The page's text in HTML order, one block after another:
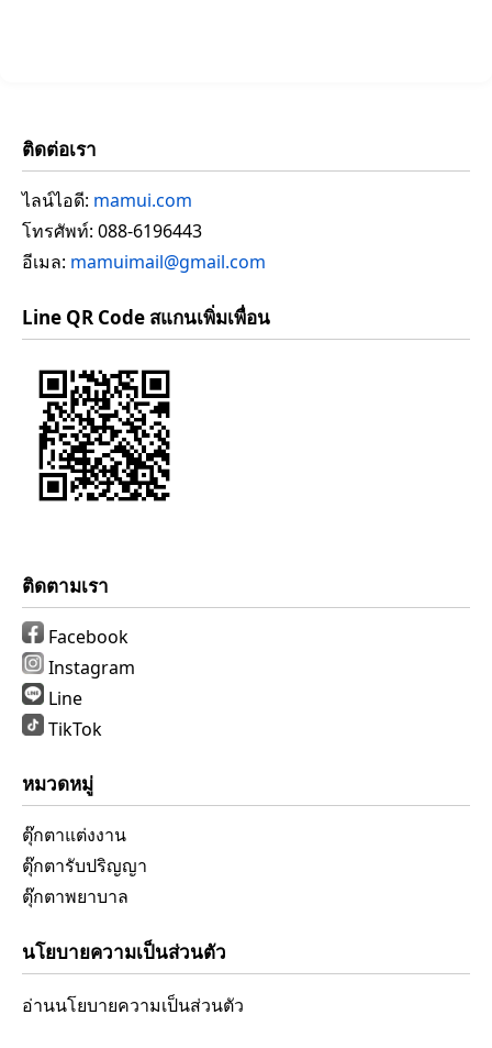
ติดต่อเรา
ไลน์ไอดี: mamui.com
โทรศัพท์: 088-6196443
อีเมล: mamuimail@gmail.com
Line QR Code สแกนเพิ่มเพื่อน
ติดตามเรา
Facebook
Instagram
Line
TikTok
หมวดหมู่
ตุ๊กตาแต่งงาน
ตุ๊กตารับปริญญา
ตุ๊กตาพยาบาล
นโยบายความเป็นส่วนตัว
อ่านนโยบายความเป็นส่วนตัว